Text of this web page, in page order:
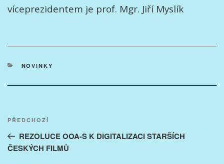
víceprezidentem je prof. Mgr. Jiří Myslík
RUBRIKY
NOVINKY
příspěvek
Předchozí
příspěvek
PŘEDCHOZÍ
REZOLUCE OOA-S K DIGITALIZACI STARŠÍCH
ČESKÝCH FILMŮ